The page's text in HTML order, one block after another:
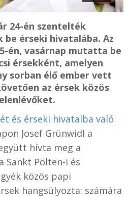
24-én szentelték
érseki hivatalába. Az
én, vasárnap mutatta be
érsekként, amelyen
sorban élő ember vett
az érsek közös
és érseki hivatalba való
Josef Grünwidl a
hívta meg a
Sankt Pölten-i és
közös papi
hangsúlyozta: számára